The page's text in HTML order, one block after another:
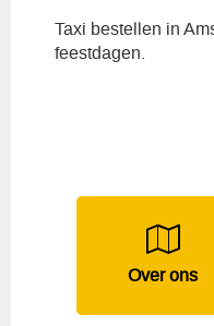
Taxi bestellen in
feestdagen.
Over ons